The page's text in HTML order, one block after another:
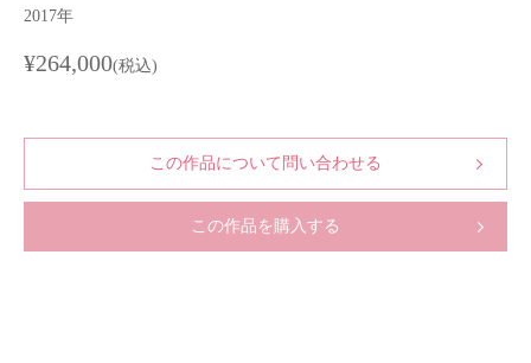
2017年
¥264,000(税込)
この作品について問い合わせる
この作品を購入する